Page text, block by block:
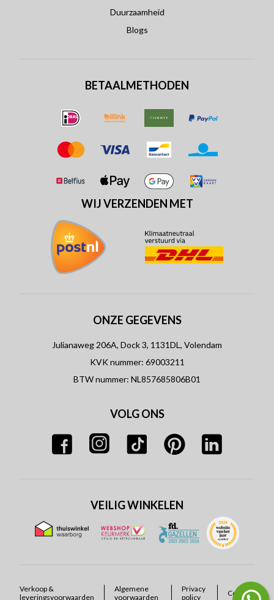
Duurzaamheid
Blogs
BETAALMETHODEN
WIJ VERZENDEN MET
ONZE GEGEVENS
Julianaweg 206A, Dock 3, 1131DL, Volendam
KVK nummer: 69003211
BTW nummer: NL857685806B01
VOLG ONS
Verkoop &
leveringsvoorwaarden
Algemene
voorwaarden
Privacy
policy
Cookies
VEILIG WINKELEN